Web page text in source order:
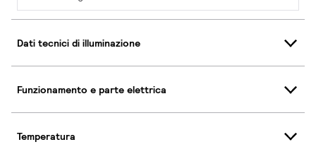
Dati tecnici di illuminazione
Funzionamento e parte elettrica
Temperatura